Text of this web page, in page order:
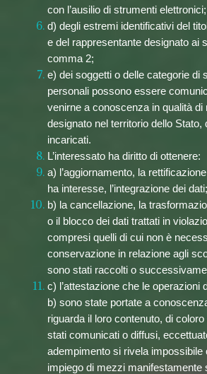
con l’ausilio di strumenti elettronici;
d) degli estremi identificativi del
e del rappresentante designato ai
comma 2;
e) dei soggetti o delle categorie di
personali possono essere
venirne a conoscenza in qualità di
designato nel territorio dello Stato,
incaricati.
L’interessato ha diritto di ottenere:
a) l’aggiornamento, la
ha interesse, l’integrazione dei dati;
b) la cancellazione, la
o il blocco dei dati trattati in
compresi quelli di cui non è
conservazione in relazione agli
sono stati raccolti o
c) l’attestazione che le operazioni
b) sono state portate a
riguarda il loro contenuto, di
stati comunicati o diffusi,
adempimento si rivela impossibile
impiego di mezzi manifestamente